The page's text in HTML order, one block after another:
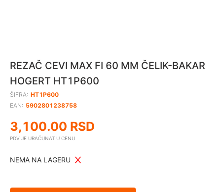
REZAČ CEVI MAX FI 60 MM ČELIK-BAKAR
HOGERT HT1P600
ŠIFRA: HT1P600
EAN: 5902801238758
3,100.00 RSD
PDV JE URAČUNAT U CENU
NEMA NA LAGERU